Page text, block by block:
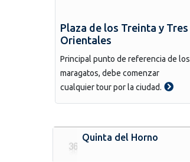
Plaza de los Treinta y Tres
Orientales
Principal punto de referencia de los
maragatos, debe comenzar
cualquier tour por la ciudad.
Quinta del Horno